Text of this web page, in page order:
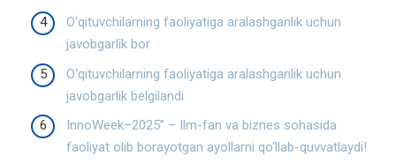
O‘qituvchilarning faoliyatiga aralashganlik uchun
javobgarlik bor
O‘qituvchilarning faoliyatiga aralashganlik uchun
javobgarlik belgilandi
InnoWeek–2025” – Ilm-fan va biznes sohasida
faoliyat olib borayotgan ayollarni qo‘llab-quvvatlaydi!